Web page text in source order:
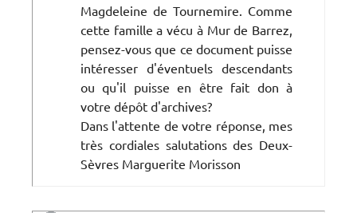
Magdeleine de Tournemire. Comme
cette famille a vécu à Mur de Barrez,
pensez-vous que ce document puisse
intéresser d'éventuels descendants
ou qu'il puisse en être fait don à
votre dépôt d'archives?
Dans l'attente de votre réponse, mes
très cordiales salutations des Deux-
Sèvres Marguerite Morisson